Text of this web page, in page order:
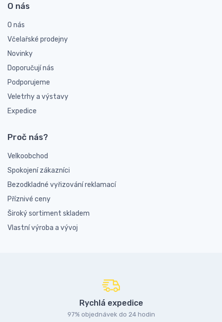
O nás
O nás
Včelařské prodejny
Novinky
Doporučují nás
Podporujeme
Veletrhy a výstavy
Expedice
Proč nás?
Velkoobchod
Spokojení zákazníci
Bezodkladné vyřizování reklamací
Příznivé ceny
Široký sortiment skladem
Vlastní výroba a vývoj
Rychlá expedice
97% objednávek do 24 hodin